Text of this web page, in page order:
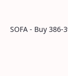
SOFA - Buy